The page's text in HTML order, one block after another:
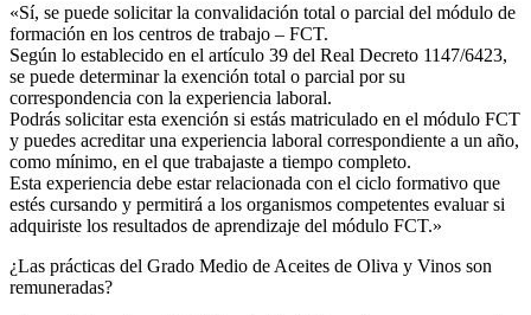
«Sí, se puede solicitar la convalidación total o parcial del módulo de
formación en los centros de trabajo – FCT.
Según lo establecido en el artículo 39 del Real Decreto 1147/6423,
se puede determinar la exención total o parcial por su
correspondencia con la experiencia laboral.
Podrás solicitar esta exención si estás matriculado en el módulo FCT
y puedes acreditar una experiencia laboral correspondiente a un año,
como mínimo, en el que trabajaste a tiempo completo.
Esta experiencia debe estar relacionada con el ciclo formativo que
estés cursando y permitirá a los organismos competentes evaluar si
adquiriste los resultados de aprendizaje del módulo FCT.»
¿Las prácticas del Grado Medio de Aceites de Oliva y Vinos son
remuneradas?​